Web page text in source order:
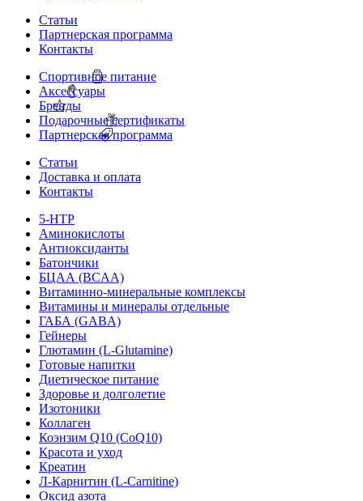
Статьи
Партнерская программа
Контакты
Спортивное питание
Аксессуары
Бренды
Подарочные сертификаты
Партнерская программа
Статьи
Доставка и оплата
Контакты
5-HTP
Аминокислоты
Антиоксиданты
Батончики
БЦАА (BCAA)
Витаминно-минеральные комплексы
Витамины и минералы отдельные
ГАБА (GABA)
Гейнеры
Глютамин (L-Glutamine)
Готовые напитки
Диетическое питание
Здоровье и долголетие
Изотоники
Коллаген
Коэнзим Q10 (CoQ10)
Красота и уход
Креатин
Л-Карнитин (L-Сarnitine)
Оксид азота